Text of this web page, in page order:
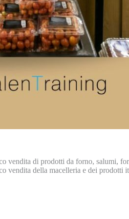
vendita di prodotti da forno, salumi,
vendita della macelleria e dei prodotti